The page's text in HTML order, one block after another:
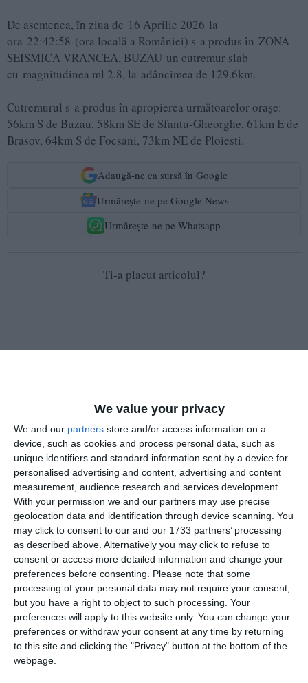
We value your privacy
We and our partners store and/or access information on a
device, such as cookies and process personal data, such as
unique identifiers and standard information sent by a device for
personalised advertising and content, advertising and content
measurement, audience research and services development.
With your permission we and our partners may use precise
geolocation data and identification through device scanning. You
may click to consent to our and our 1733 partners’ processing
as described above. Alternatively you may click to refuse to
consent or access more detailed information and change your
preferences before consenting.
Please note that some
processing of your personal data may not require your consent,
but you have a right to object to such processing. Your
preferences will apply to this website only. You can change your
preferences or withdraw your consent at any time by returning
to this site and clicking the "Privacy" button at the bottom of the
webpage.
De asemenea, în ziua de 16 Aprilie 2026 la
ora 22:42:58 (ora locală a României) s-a produs în ZONA
SEISMICA VRANCEA, BUZAU un cutremur slab
cu magnitudinea ml 2.8, la adâncimea de 129.6km.
Cutremurul s-a produs în apropierea următoarelor oraşe:
56km S de Buzau, 58km SE de Sfantu-Gheorghe, 61km E de
Brasov, 64km S de Focsani, 73km NE de Ploiesti.
Adaugă-ne ca sursă în Google
Urmărește-ne pe Google News
Urmărește-ne pe Whatsapp
Ti-a placut articolul?
Nume
Email
Comentariu
Am citit si sunt de acord cu regulile de postare.
Acest formular colectează numele, e-mailul şi conținutul mesajului, astfel încât
să putem urmări comentariile tale pe site. Nu vom folosi datele tale în alt scop.